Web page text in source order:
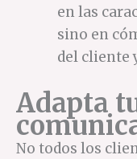
en las
sino en
del cliente
Adapta
No todos los